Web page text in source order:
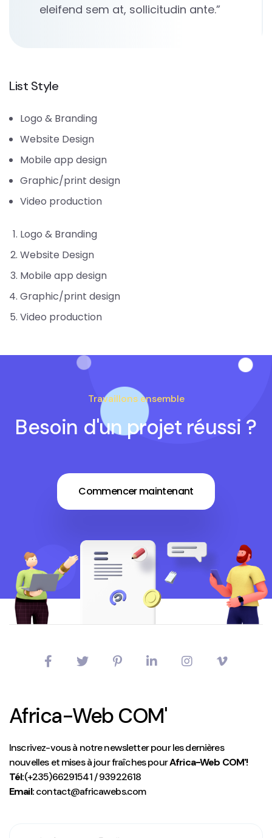
eleifend sem at, sollicitudin ante.”
List Style
Logo & Branding
Website Design
Mobile app design
Graphic/print design
Video production
Logo & Branding
Website Design
Mobile app design
Graphic/print design
Video production
Travaillons ensemble
Besoin d'un projet réussi ?
Commencer maintenant
Africa-Web COM'
Inscrivez-vous à notre newsletter pour les dernières
nouvelles et mises à jour fraîches pourAfrica-Web COM'!
Tél:(+235)66291541 / 93922618
Email:contact@africawebs.com